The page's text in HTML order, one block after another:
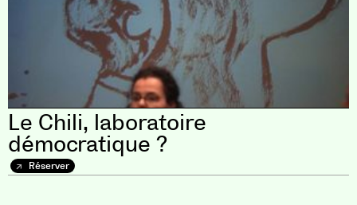
Le Chili, laboratoire
démocratique ?
Réserver